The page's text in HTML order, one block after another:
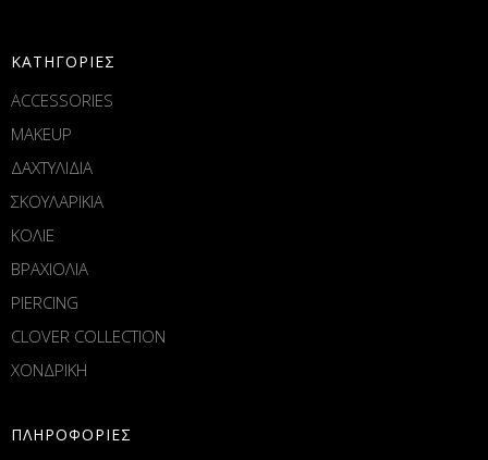
ΚΑΤΗΓΟΡΙΕΣ
ACCESSORIES
MAKEUP
ΔΑΧΤΥΛΙΔΙΑ
ΣΚΟΥΛΑΡΙΚΙΑ
ΚΟΛΙΕ
ΒΡΑΧΙΟΛΙΑ
PIERCING
CLOVER COLLECTION
ΧΟΝΔΡΙΚΗ
ΠΛΗΡΟΦΟΡΙΕΣ